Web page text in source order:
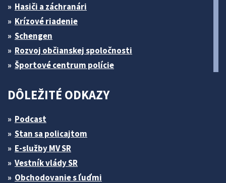
Hasiči a záchranári
Krízové riadenie
Schengen
Rozvoj občianskej spoločnosti
Športové centrum polície
DÔLEŽITÉ ODKAZY
Podcast
Stan sa policajtom
E-služby MV SR
Vestník vlády SR
Obchodovanie s ľuďmi